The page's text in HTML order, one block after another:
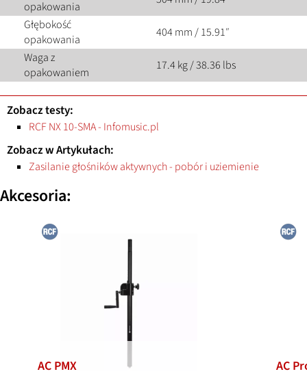
opakowania
Głębokość
opakowania
404 mm / 15.91″
Waga z
opakowaniem
17.4 kg / 38.36 lbs
Zobacz testy:
RCF NX 10-SMA - Infomusic.pl
Zobacz w Artykułach:
Zasilanie głośników aktywnych - pobór i uziemienie
Akcesoria:
AC PMX AC